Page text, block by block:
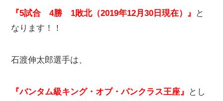
『5試合 4勝 1敗北（2019年12月30日現在）』
と
なります！！
石渡伸太郎選手は、
『バンタム級キング・オブ・パンクラス王座』
とし